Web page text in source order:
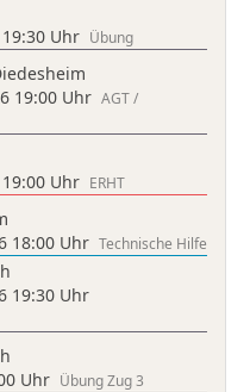
Uhr Übung
19:00 Uhr AGT /
Uhr ERHT
18:00 Uhr Technische Hilfe
19:30 Uhr
Uhr Übung Zug 3